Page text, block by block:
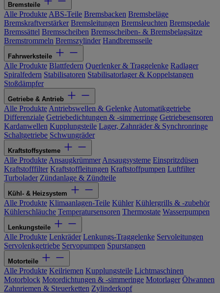
Bremsteile
Alle Produkte ABS-Teile Bremsbacken Bremsbeläge
Bremskraftverstärker Bremsleitungen Bremsleuchten Bremspedale
Bremssättel Bremsscheiben Bremsscheiben- & Bremsbelagsätze
Bremstrommeln Bremszylinder Handbremsseile
Fahrwerksteile
Alle Produkte Blattfedern Querlenker & Traggelenke Radlager
Spiralfedern Stabilisatoren Stabilisatorlager & Koppelstangen
Stoßdämpfer
Getriebe & Antrieb
Alle Produkte Antriebswellen & Gelenke Automatikgetriebe
Differenziale Getriebedichtungen & -simmerringe Getriebesensoren
Kardanwellen Kupplungsteile Lager, Zahnräder & Synchronringe
Schaltgetriebe Schwungräder
Kraftstoffsysteme
Alle Produkte Ansaugkrümmer Ansaugsysteme Einspritzdüsen
Kraftstofffilter Kraftstoffleitungen Kraftstoffpumpen Luftfilter
Turbolader Zündanlage & Zündteile
Kühl- & Heizsystem
Alle Produkte Klimaanlagen-Teile Kühler Kühlergrills & -zubehör
Kühlerschläuche Temperatursensoren Thermostate Wasserpumpen
Lenkungsteile
Alle Produkte Lenkräder Lenkungs-Traggelenke Servoleitungen
Servolenkgetriebe Servopumpen Spurstangen
Motorteile
Alle Produkte Keilriemen Kupplungsteile Lichtmaschinen
Motorblock Motordichtungen & -simmeringe Motorlager Ölwannen
Zahnriemen & Steuerketten Zylinderkopf